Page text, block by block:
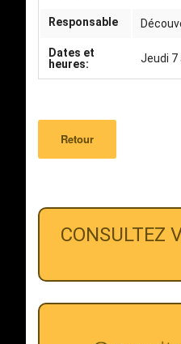
Responsable
Dates et
heures:
Jeudi 7
Retour
CONSULTEZ